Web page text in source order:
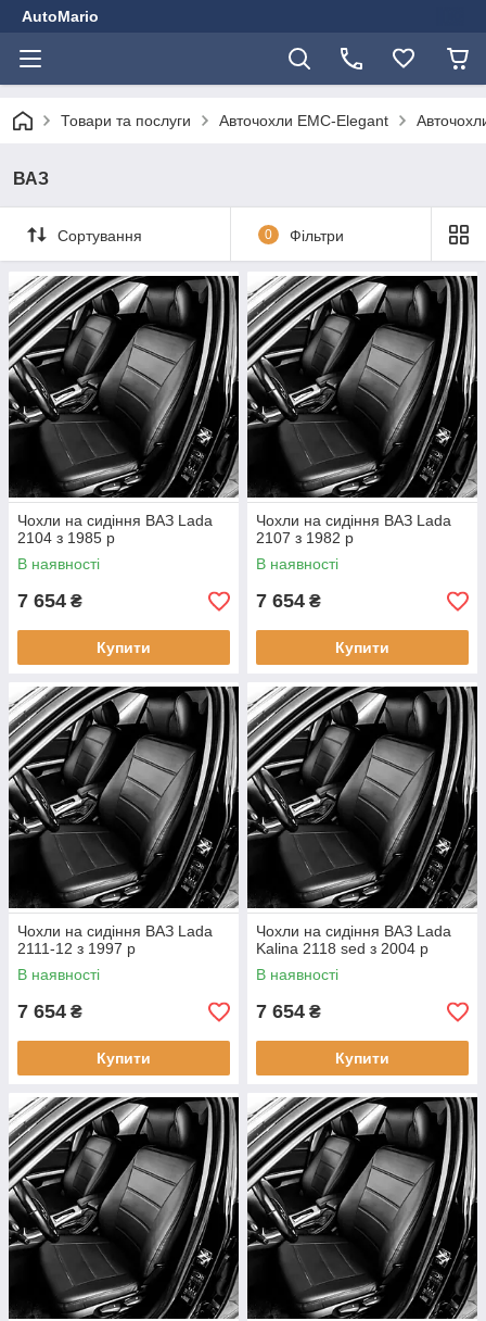
AutoMario
Товари та послуги Авточохли EMC-Elegant
ВАЗ
Сортування 0 Фільтри
Чохли на сидіння ВАЗ Lada
2104 з 1985 р
В наявності
7 654 ₴
Купити
Чохли на сидіння ВАЗ Lada
2107 з 1982 р
В наявності
7 654 ₴
Купити
Чохли на сидіння ВАЗ Lada
2111-12 з 1997 р
В наявності
7 654 ₴
Купити
Чохли на сидіння ВАЗ Lada
Kalina 2118 sed з 2004 р
В наявності
7 654 ₴
Купити